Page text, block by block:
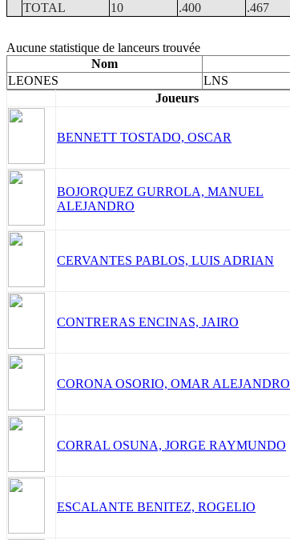
TOTAL 10 .400 .467
Aucune statistique de lanceurs trouvée
Nom
LEONES
LNS
Joueurs
BENNETT TOSTADO, OSCAR
BOJORQUEZ GURROLA, MANUEL
ALEJANDRO
CERVANTES PABLOS, LUIS ADRIAN
CONTRERAS ENCINAS, JAIRO
CORONA OSORIO, OMAR ALEJANDRO
CORRAL OSUNA, JORGE RAYMUNDO
ESCALANTE BENITEZ, ROGELIO